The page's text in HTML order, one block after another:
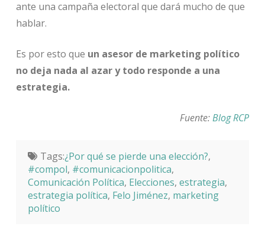
ante una campaña electoral que dará mucho de que
hablar.
Es por esto que un asesor de marketing político
no deja nada al azar y todo responde a una
estrategia.
Fuente:Blog RCP
Tags:¿Por qué se pierde una elección?,
#compol, #comunicacionpolitica,
Comunicación Política, Elecciones, estrategia,
estrategia política, Felo Jiménez, marketing
político